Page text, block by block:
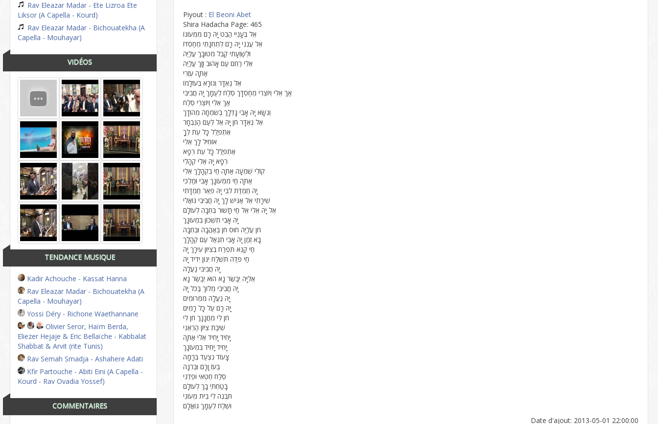
Rav Eleazar Madar - Ete Lizroa Ete
Liksor (A Capella - Kourd)
Rav Eleazar Madar - Bichouatekha (A
Capella - Mouhayar)
VIDÉOS
TENDANCE MUSIQUE
Kadir Achouche - Kassat Hanna
Rav Eleazar Madar - Bichouatekha (A
Capella - Mouhayar)
Yossi Déry - Richone Waethannane
Olivier Seror, Haïm Berda,
Eliezer Hejaje & Eric Bellaïche - Kabbalat
Shabbat & Arvit (rite Tunis)
Rav Semah Smadja - Ashahere Adati
Kfir Partouche - Abiti Eini (A Capella -
Kourd - Rav Ovadia Yossef)
COMMENTAIRES
Piyout : El Beoni Abet
Shira Hadacha Page: 465
אֵל בְּעָנְיִי הַבֵּט יָהּ רָם מִמְּעוֹנוֹ
אֵל עֲנֵנִי יָהּ רָם לִתְחִנָּתִי מֵחַסְדּוֹ
וּלְשַׁוְעָתִי קַבֵּל מִטּוּבָךְ עֲלַיַּה
אֵלִי רַחֵם עַם אָהוּב וְזָךְ עֲלַיַה
אַתָּה עֶזְרִי
אֵל נֶאְדָּר וְנוֹרָא בְּעוֹלָמוֹ
אַךְ אֵלִי וְיוֹצְרִי מֵחַסְדָּךְ סְלַח לְעַמָּךְ יָהּ חֲבִיבִי
אַךְ אֵלִי וְיוֹצְרִי סְלַח
וְנִשָּׂא יָהּ אָבִי גָּדְלָךְ בְּשִׂמְחָה מֵהוֹדָךְ
אֵל נֶאְדָּר חֹן יָהּ אֵל לְעַם הַנִּבְחָר
אֶתְפַּלֵּל כָּל עֵת לְךָ
אוֹחִיל לָךְ אֵלִי
אֶתְפַּלֵּל כָּל עֵת רְפָא
רְפָא יָהּ אֵלִי קְהָלִי
קוֹלִי שִׁמְעָה אַתָּה חַי בִּקְהָלָךְ אֵלִי
אַתָּה חַי מִמְּעוֹנָךְ אָבִי וּמַלְכִּי
יָהּ חֶמְדַּת לִבִּי יָהּ פְּאֵר חֶמְדָּתִי
שִׁירָתִי אֵל אַגִּישׁ לָךְ יָהּ חֲבִיבִי גּוֹאֲלִי
אֵל יָהּ אֵלִי אֵל חַי תָשׁוּר בְּחִבָּה לְעוֹלָם
יָהּ אָבִי תִשְׁכּוֹן בִּמְעוֹנָךְ
חֹן עֲלַיַּה חוּס חֹן בְּאַהֲבָה וּבְחִבָּה
בָּא זְמַן יָהּ אָבִי תִגְאַל עַם קְהָלָךְ
חַי קַנֵּא תִּפְרַח בְּצִיּוֹן עִירָךְ יָהּ
חַי פְּדֵה תִּשְׁלַח יִנּוֹן יְדִיד יָהּ
יָהּ חֲבִיבִי נַעֲלָה
אֵלִיָּה יְבַשֶּׂר נָא הוּא יְבַשֶּׂר נָא
יָהּ חֲבִיבִי מְלוֹךְ בַּכֹּל יָהּ
יָהּ נַעֲלָה מִמְּרֹומִים
יָהּ רָם עַל כָּל רָמִים
חֹן לִי מֵחֲנָנָךְ חֹן לִי
שִׁיבַת צִיּוֹן הַרְאֵנִי
יָחִיד יָחִיד אֵלִי אַתָּה
יָחִיד יָחִיד בִּמְעוֹנָךְ
צָעוֹד נִצְעַד בְּרָמָה
בְּעֹז וָרָם וּבְרִנָּה
סְלַח חֶטְאִי וּפְדֵנִי
בָּטַחְתִּי בָךְ לְעוֹלָם
תִּבְנֶה לִי בֵית מְעוֹנִי
וּשְׁלַח לְעַמָּךְ גּוֹאֲלָם
Date d'ajout: 2013-05-01 22:00:00